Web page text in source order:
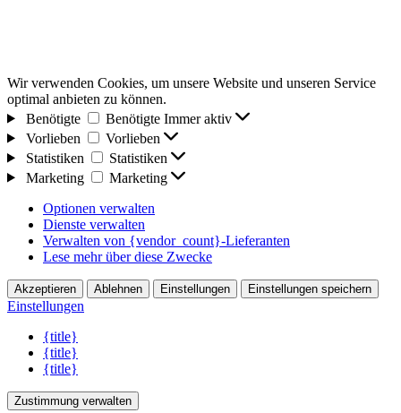
Wir verwenden Cookies, um unsere Website und unseren Service
optimal anbieten zu können.
Benötigte
Benötigte Immer aktiv
Vorlieben
Vorlieben
Statistiken
Statistiken
Marketing
Marketing
Optionen verwalten
Dienste verwalten
Verwalten von {vendor_count}-Lieferanten
Lese mehr über diese Zwecke
Akzeptieren Ablehnen Einstellungen Einstellungen speichern
Einstellungen
{title}
{title}
{title}
Zustimmung verwalten